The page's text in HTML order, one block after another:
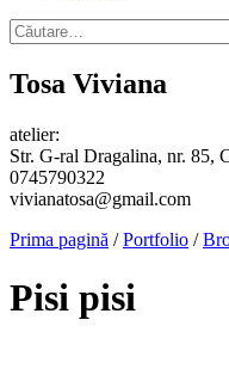
Caută
după:
Tosa Viviana
atelier:
Str. G-ral Dragalina, nr. 85,
0745790322
vivianatosa@gmail.com
Prima pagină /Portfolio /
Pisi pisi